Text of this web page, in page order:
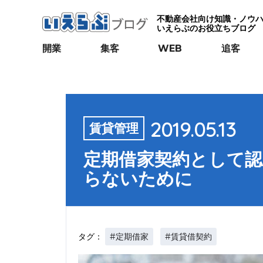
不動産会社向け知識・ノウ
いえらぶのお役立ちブログ
開業 集客 WEB 追客
賃貸管理 2019.05.13
定期借家契約として
らないために
タグ： #定期借家 #賃貸借契約